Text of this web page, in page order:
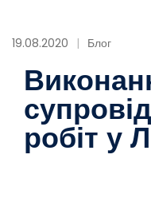
19.08.2020 Блог
робіт у